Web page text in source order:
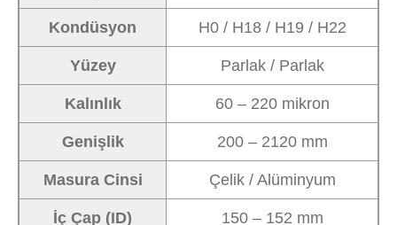
Kondüsyon H0 / H18 / H19 / H22
Yüzey Parlak / Parlak
Kalınlık 60 – 220 mikron
Genişlik 200 – 2120 mm
Masura Cinsi Çelik / Alüminyum
İç Çap (ID) 150 – 152 mm